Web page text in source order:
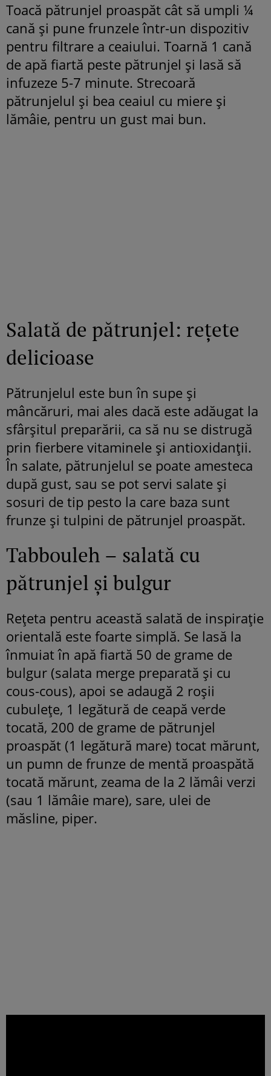
Toacă pătrunjel proaspăt cât să umpli ¼
cană și pune frunzele într-un dispozitiv
pentru filtrare a ceaiului. Toarnă 1 cană
de apă fiartă peste pătrunjel și lasă să
infuzeze 5-7 minute. Strecoară
pătrunjelul și bea ceaiul cu miere și
lămâie, pentru un gust mai bun.
Salată de pătrunjel: rețete
delicioase
Pătrunjelul este bun în supe și
mâncăruri, mai ales dacă este adăugat la
sfârșitul preparării, ca să nu se distrugă
prin fierbere vitaminele și antioxidanții.
În salate, pătrunjelul se poate amesteca
după gust, sau se pot servi salate și
sosuri de tip pesto la care baza sunt
frunze și tulpini de pătrunjel proaspăt.
Tabbouleh – salată cu
pătrunjel și bulgur
Rețeta pentru această salată de inspirație
orientală este foarte simplă. Se lasă la
înmuiat în apă fiartă 50 de grame de
bulgur (salata merge preparată și cu
cous-cous), apoi se adaugă 2 roșii
cubulețe, 1 legătură de ceapă verde
tocată, 200 de grame de pătrunjel
proaspăt (1 legătură mare) tocat mărunt,
un pumn de frunze de mentă proaspătă
tocată mărunt, zeama de la 2 lămâi verzi
(sau 1 lămâie mare), sare, ulei de
măsline, piper.